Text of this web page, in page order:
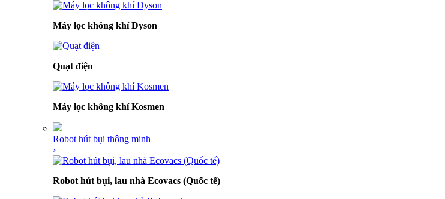
Máy lọc không khí Dyson
Quạt điện
Máy lọc không khí Kosmen
Robot hút bụi thông minh
›
Robot hút bụi, lau nhà Ecovacs (Quốc tế)